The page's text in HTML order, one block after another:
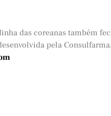
das coreanas também
pela